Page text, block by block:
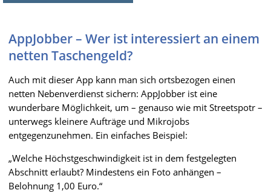
AppJobber – Wer ist interessiert an einem
netten Taschengeld?
Auch mit dieser App kann man sich ortsbezogen einen
netten Nebenverdienst sichern: AppJobber ist eine
wunderbare Möglichkeit, um – genauso wie mit Streetspotr –
unterwegs kleinere Aufträge und Mikrojobs
entgegenzunehmen. Ein einfaches Beispiel:
„Welche Höchstgeschwindigkeit ist in dem festgelegten
Abschnitt erlaubt? Mindestens ein Foto anhängen –
Belohnung 1,00 Euro.“